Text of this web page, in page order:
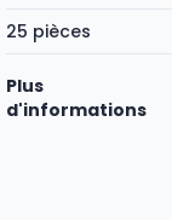
25 pièces
Plus
d'informations